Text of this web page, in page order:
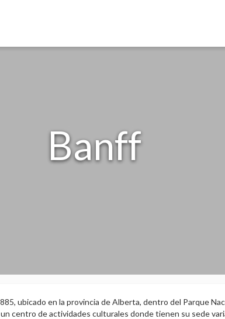
Banff
ubicado en la provincia de Alberta, dentro del Parque
centro de actividades culturales donde tienen su sede